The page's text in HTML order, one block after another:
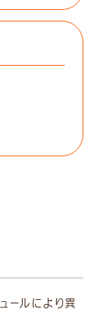
ールにより異